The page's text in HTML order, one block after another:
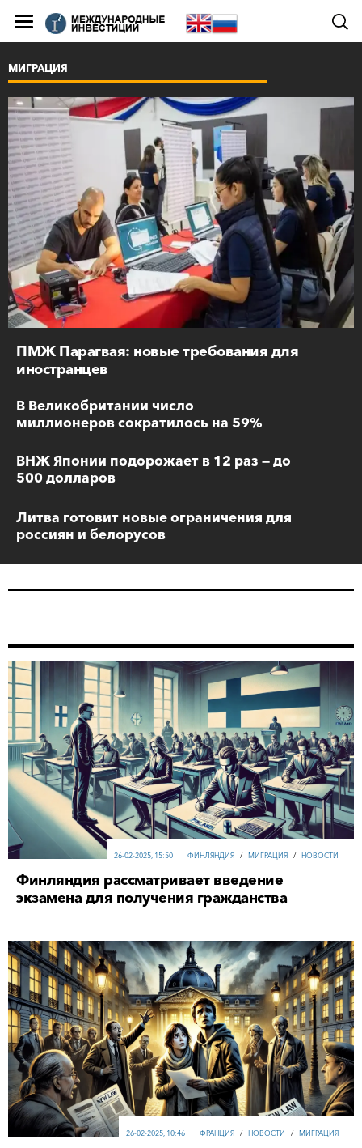
ПМЖ Парагвая: новые требования для
иностранцев
МИГРАЦИЯ
В Великобритании число
миллионеров сократилось на 59%
ВНЖ Японии подорожает в 12 раз — до
500 долларов
Литва готовит новые ограничения для
россиян и белорусов
ФИНЛЯНДИЯ / МИГРАЦИЯ / НОВОСТИ
26-02-2025, 15:50
Финляндия рассматривает введение
экзамена для получения гражданства
ФРАНЦИЯ / НОВОСТИ / МИГРАЦИЯ
26-02-2025, 10:46